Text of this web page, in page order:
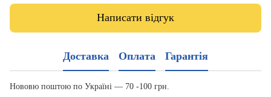
Написати відгук
Доставка Оплата Гарантія
Нововю поштою по Україні — 70 -100 грн.